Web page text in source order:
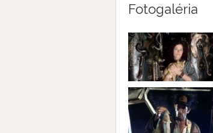
Fotogaléria